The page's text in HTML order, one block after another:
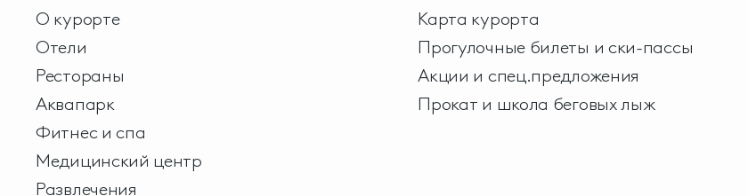
О курорте
Отели
Рестораны
Аквапарк
Фитнес и спа
Медицинский центр
Развлечения
Карта курорта
Прогулочные билеты и ски-пассы
Акции и спец.предложения
Прокат и школа беговых лыж